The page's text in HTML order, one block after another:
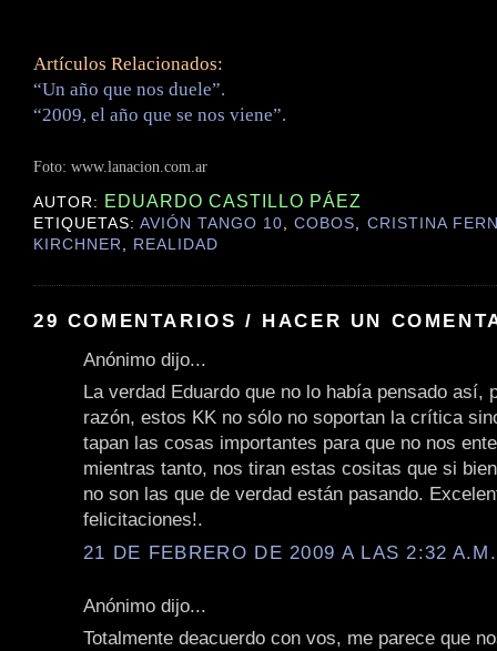
Artículos Relacionados:
“Un año que nos duele”.
“2009, el año que se nos viene”.
Foto: www.lanacion.com.ar
AUTOR: EDUARDO CASTILLO PÁEZ
ETIQUETAS:AVIÓN TANGO 10,COBOS, CRISTINA
KIRCHNER, REALIDAD
29 COMENTARIOS / HACER UN
Anónimo dijo...
La verdad Eduardo que no lo había pensado así,
razón, estos KK no sólo no soportan la crítica
tapan las cosas importantes para que no nos
mientras tanto, nos tiran estas cositas que si
no son las que de verdad están pasando.
felicitaciones!.
21 DE FEBRERO DE 2009 A LAS 2:32 A.M.
Anónimo dijo...
Totalmente deacuerdo con vos, me parece que